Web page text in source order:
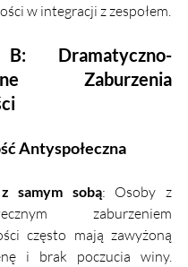
w integracji z zespołem.
Dramatyczno-
Zaburzenia
Antyspołeczna
samym sobą: Osoby z
zaburzeniem
często mają zawyżoną
i brak poczucia winy.